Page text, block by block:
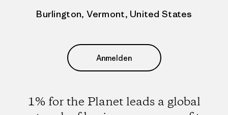
Burlington, Vermont, United States
Anmelden
1% for the Planet leads a global